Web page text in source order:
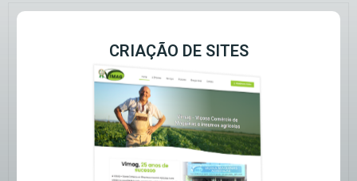
CRIAÇÃO DE SITES